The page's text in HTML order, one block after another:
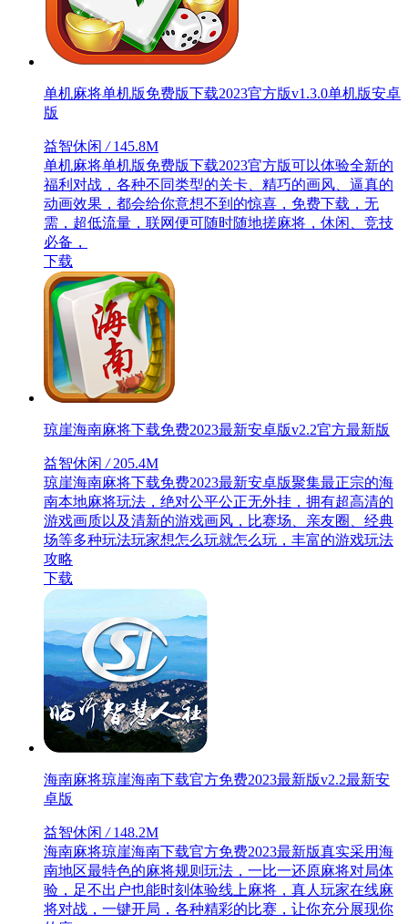
单机麻将单机版免费版下载2023官方版v1.3.0单机版安卓
版
益智休闲 /145.8M
单机麻将单机版免费版下载2023官方版可以体验全新的
福利对战，各种不同类型的关卡、精巧的画风、逼真的
动画效果，都会给你意想不到的惊喜，免费下载，无
需，超低流量，联网便可随时随地搓麻将，休闲、竞技
必备，
下载
琼崖海南麻将下载免费2023最新安卓版v2.2官方最新版
益智休闲 /205.4M
琼崖海南麻将下载免费2023最新安卓版聚集最正宗的海
南本地麻将玩法，绝对公平公正无外挂，拥有超高清的
游戏画质以及清新的游戏画风，比赛场、亲友圈、经典
场等多种玩法玩家想怎么玩就怎么玩，丰富的游戏玩法
攻略
下载
海南麻将琼崖海南下载官方免费2023最新版v2.2最新安
卓版
益智休闲 /148.2M
海南麻将琼崖海南下载官方免费2023最新版真实采用海
南地区最特色的麻将规则玩法，一比一还原麻将对局体
验，足不出户也能时刻体验线上麻将，真人玩家在线麻
将对战，一键开局，各种精彩的比赛，让你充分展现你